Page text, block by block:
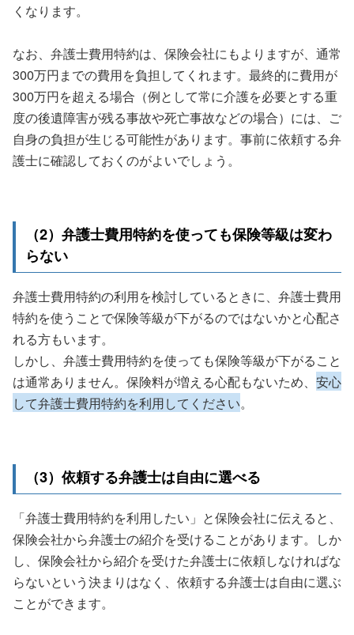
くなります。
なお、弁護士費用特約は、保険会社にもよりますが、通常
300万円までの費用を負担してくれます。最終的に費用が
300万円を超える場合（例として常に介護を必要とする重
度の後遺障害が残る事故や死亡事故などの場合）には、ご
自身の負担が生じる可能性があります。事前に依頼する弁
護士に確認しておくのがよいでしょう。
（2）弁護士費用特約を使っても保険等級は変わ
らない
弁護士費用特約の利用を検討しているときに、弁護士費用
特約を使うことで保険等級が下がるのではないかと心配さ
れる方もいます。
しかし、弁護士費用特約を使っても保険等級が下がること
は通常ありません。保険料が増える心配もないため、 安心
して弁護士費用特約を利用してください。
（3）依頼する弁護士は自由に選べる
「弁護士費用特約を利用したい」と保険会社に伝えると、
保険会社から弁護士の紹介を受けることがあります。しか
し、保険会社から紹介を受けた弁護士に依頼しなければな
らないという決まりはなく、依頼する弁護士は自由に選ぶ
ことができます。